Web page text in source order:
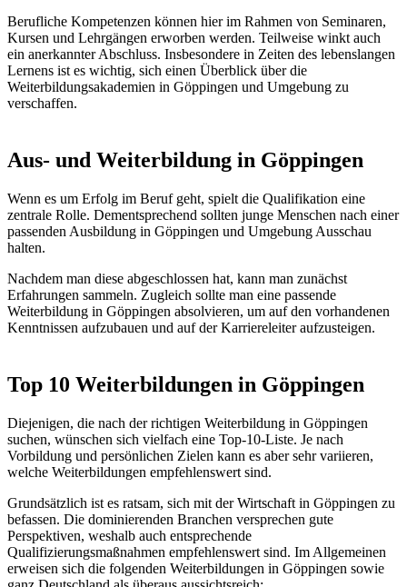
Berufliche Kompetenzen können hier im Rahmen von Seminaren,
Kursen und Lehrgängen erworben werden. Teilweise winkt auch
ein anerkannter Abschluss. Insbesondere in Zeiten des lebenslangen
Lernens ist es wichtig, sich einen Überblick über die
Weiterbildungsakademien in Göppingen und Umgebung zu
verschaffen.
Aus- und Weiterbildung in Göppingen
Wenn es um Erfolg im Beruf geht, spielt die Qualifikation eine
zentrale Rolle. Dementsprechend sollten junge Menschen nach einer
passenden Ausbildung in Göppingen und Umgebung Ausschau
halten.
Nachdem man diese abgeschlossen hat, kann man zunächst
Erfahrungen sammeln. Zugleich sollte man eine passende
Weiterbildung in Göppingen absolvieren, um auf den vorhandenen
Kenntnissen aufzubauen und auf der Karriereleiter aufzusteigen.
Top 10 Weiterbildungen in Göppingen
Diejenigen, die nach der richtigen Weiterbildung in Göppingen
suchen, wünschen sich vielfach eine Top-10-Liste. Je nach
Vorbildung und persönlichen Zielen kann es aber sehr variieren,
welche Weiterbildungen empfehlenswert sind.
Grundsätzlich ist es ratsam, sich mit der Wirtschaft in Göppingen zu
befassen. Die dominierenden Branchen versprechen gute
Perspektiven, weshalb auch entsprechende
Qualifizierungsmaßnahmen empfehlenswert sind. Im Allgemeinen
erweisen sich die folgenden Weiterbildungen in Göppingen sowie